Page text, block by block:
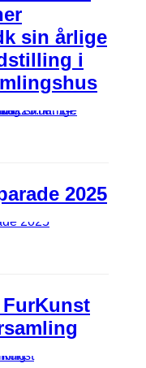
sin årlige
i
2025
FurKunst